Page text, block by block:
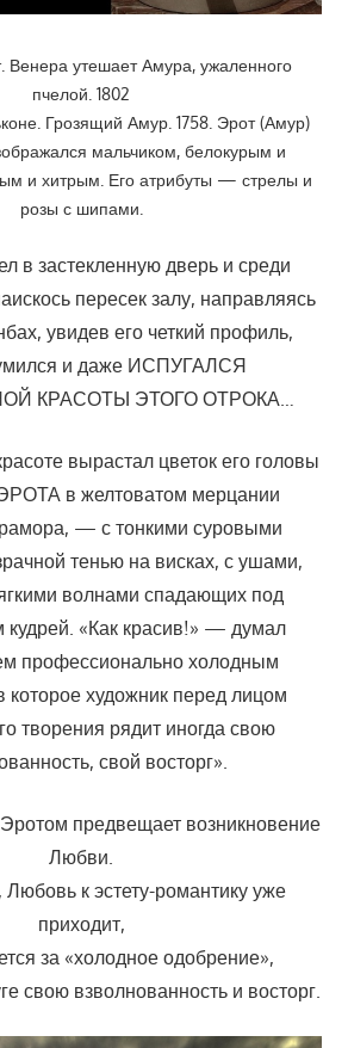
Венера утешает Амура, ужаленного
пчелой. 1802
Грозящий Амур. 1758. Эрот (Амур)
мальчиком, белокурым и
и хитрым. Его атрибуты — стрелы и
розы с шипами.
в застекленную дверь и среди
пересек залу, направляясь
увидев его четкий профиль,
и даже ИСПУГАЛСЯ
КРАСОТЫ ЭТОГО ОТРОКА…
вырастал цветок его головы
в желтоватом мерцании
— с тонкими суровыми
тенью на висках, с ушами,
волнами спадающих под
«Как красив!» — думал
профессионально холодным
которое художник перед лицом
творения рядит иногда свою
свой восторг».
предвещает возникновение
Любви.
к эстету-романтику уже
приходит,
за «холодное одобрение»,
свою взволнованность и восторг.